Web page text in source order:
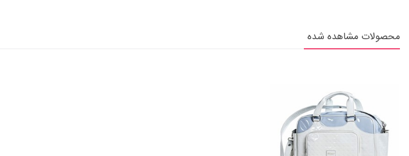
محصولات مشاهده شده